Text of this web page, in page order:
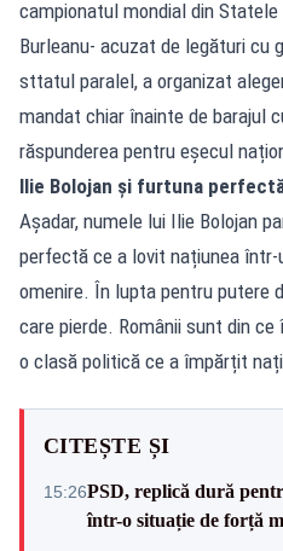
campionatul mondial din
Burleanu- acuzat de legături cu
sttatul paralel, a organizat
mandat chiar înainte de barajul
răspunderea pentru eșecul
Ilie Bolojan și furtuna
Așadar, numele lui Ilie Bolojan
perfectă ce a lovit națiunea
omenire. În lupta pentru putere
care pierde. Românii sunt din
o clasă politică ce a împărțit
CITEȘTE ȘI
15:26PSD, replică dură
într-o situație de forță